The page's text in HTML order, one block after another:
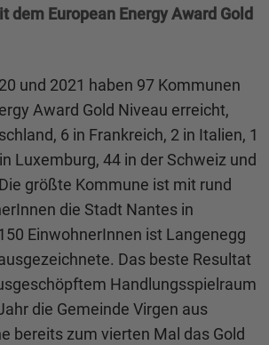
dem European Energy Award Gold
und 2021 haben 97 Kommunen
Award Gold Niveau erreicht,
6 in Frankreich, 2 in Italien, 1
Luxemburg, 44 in der Schweiz und
größte Kommune ist mit rund
die Stadt Nantes in
EinwohnerInnen ist Langenegg
Das beste Resultat
Handlungsspielraum
die Gemeinde Virgen aus
bereits zum vierten Mal das Gold